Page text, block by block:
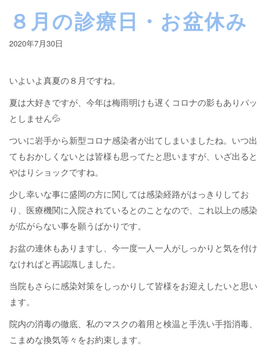
８月の診療日・お盆休み
2020年7月30日
いよいよ真夏の８月ですね。
夏は大好きですが、今年は梅雨明けも遅くコロナの影もありパッ
としません💦
ついに岩手から新型コロナ感染者が出てしまいましたね。いつ出
てもおかしくないとは皆様も思ってたと思いますが、いざ出ると
やはりショックですね。
少し幸いな事に盛岡の方に関しては感染経路がはっきりしてお
り、医療機関に入院されているとのことなので、これ以上の感染
が広がらない事を願うばかりです。
お盆の連休もありますし、今一度一人一人がしっかりと気を付け
なければと再認識しました。
当院もさらに感染対策をしっかりして皆様をお迎えしたいと思い
ます。
院内の消毒の徹底、私のマスクの着用と検温と手洗い手指消毒、
こまめな換気等々をお約束します。